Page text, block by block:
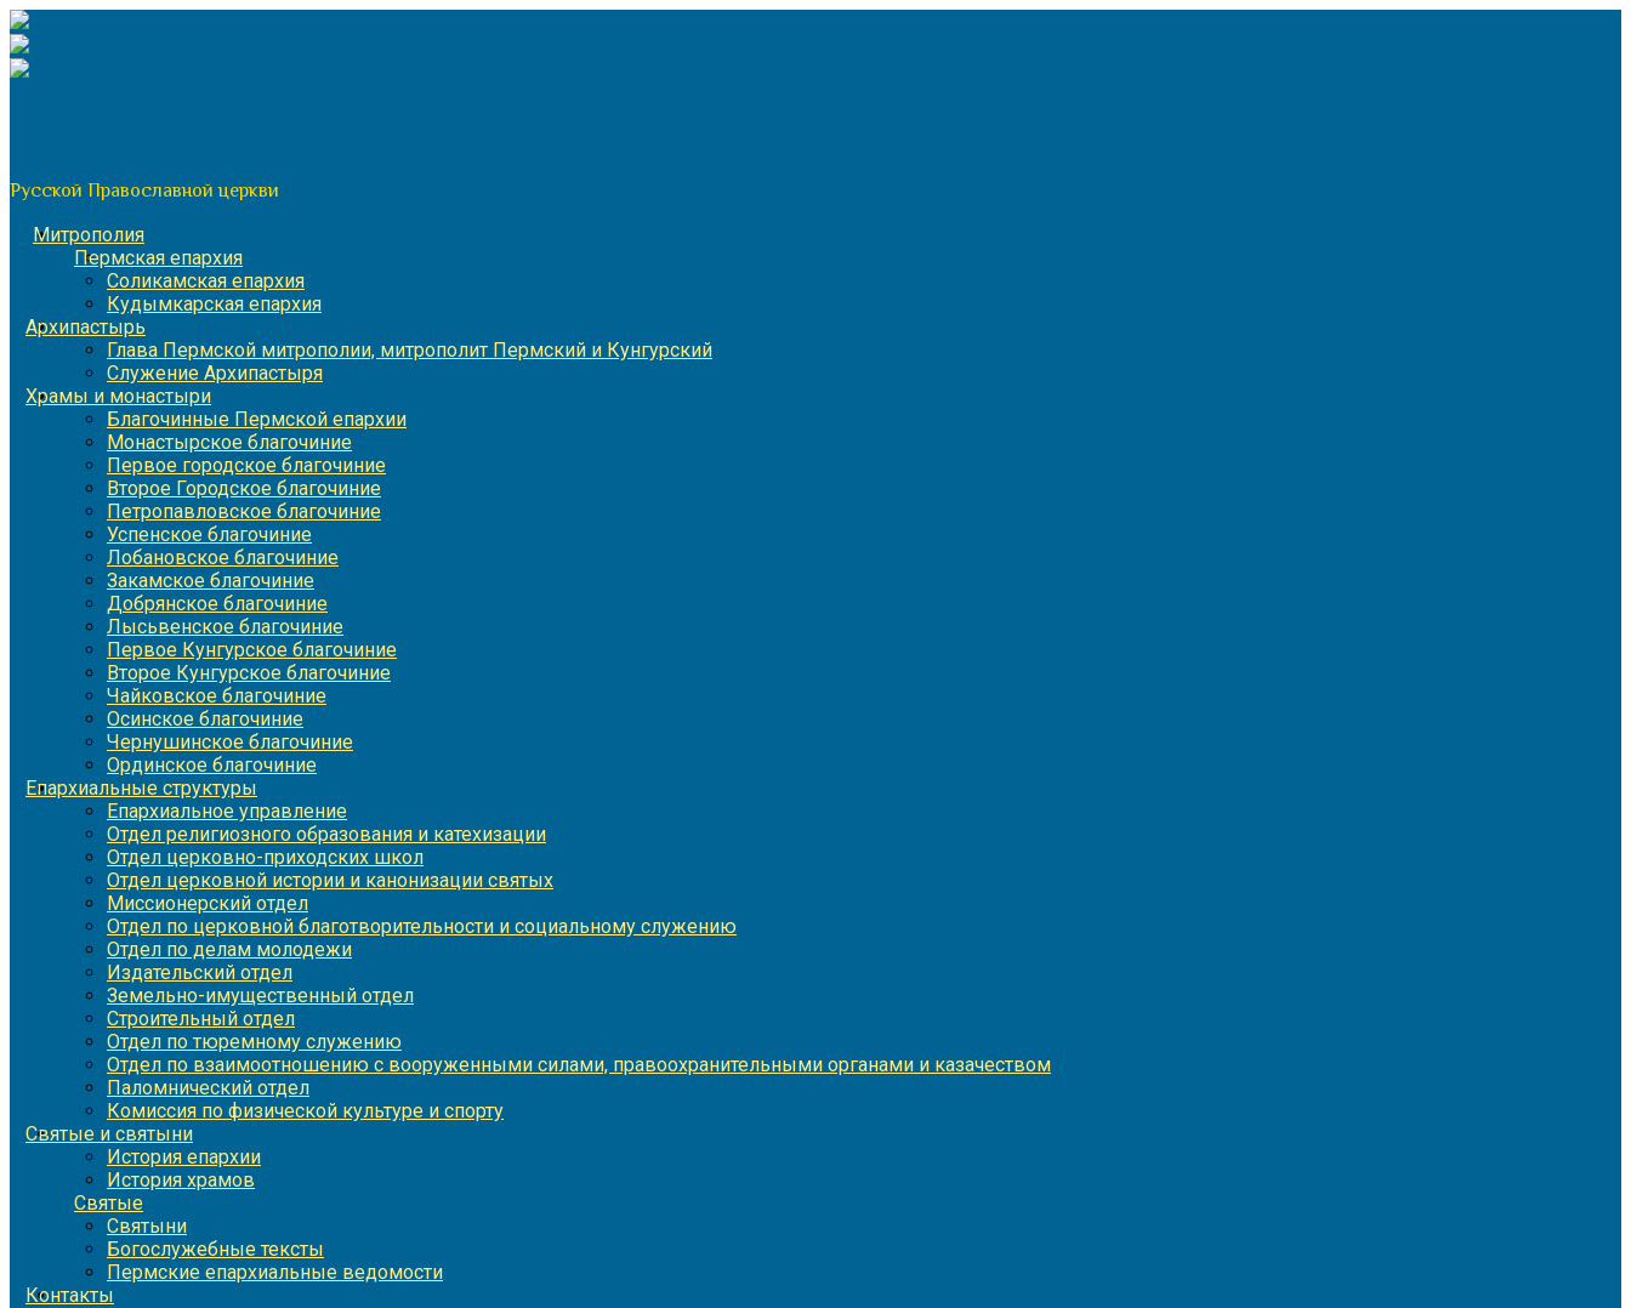
Перейти
к
содержимому
Русской Православной церкви
Митрополия
Пермская епархия
Соликамская епархия
Кудымкарская епархия
Архипастырь
Глава Пермской митрополии, митрополит Пермский и Кунгурский
Служение Архипастыря
Храмы и монастыри
Благочинные Пермской епархии
Монастырское благочиние
Первое городское благочиние
Второе Городское благочиние
Петропавловское благочиние
Успенское благочиние
Лобановское благочиние
Закамское благочиние
Добрянское благочиние
Лысьвенское благочиние
Первое Кунгурское благочиние
Второе Кунгурское благочиние
Чайковское благочиние
Осинское благочиние
Чернушинское благочиние
Ординское благочиние
Епархиальные структуры
Епархиальное управление
Отдел религиозного образования и катехизации
Отдел церковно-приходских школ
Отдел церковной истории и канонизации святых
Миссионерский отдел
Отдел по церковной благотворительности и социальному служению
Отдел по делам молодежи
Издательский отдел
Земельно-имущественный отдел
Строительный отдел
Отдел по тюремному служению
Отдел по взаимоотношению с вооруженными силами, правоохранительными органами и казачеством
Паломнический отдел
Комиссия по физической культуре и спорту
Святые и святыни
История епархии
История храмов
Святые
Святыни
Богослужебные тексты
Пермские епархиальные ведомости
Контакты